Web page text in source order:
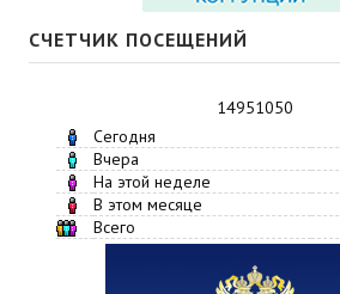
СЧЕТЧИК ПОСЕЩЕНИЙ
14951050
Сегодня
Вчера
На этой неделе
В этом месяце
Всего